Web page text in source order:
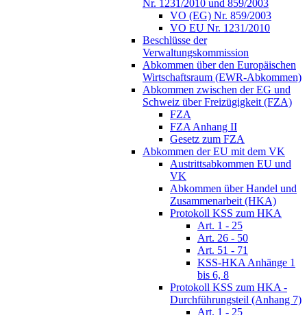
Nr. 1231/2010 und 859/2003
VO (EG) Nr. 859/2003
VO EU Nr. 1231/2010
Beschlüsse der
Verwaltungskommission
Abkommen über den Europäischen
Wirtschaftsraum (EWR-Abkommen)
Abkommen zwischen der EG und
Schweiz über Freizügigkeit (FZA)
FZA
FZA Anhang II
Gesetz zum FZA
Abkommen der EU mit dem VK
Austrittsabkommen EU und
VK
Abkommen über Handel und
Zusammenarbeit (HKA)
Protokoll KSS zum HKA
Art. 1 - 25
Art. 26 - 50
Art. 51 - 71
KSS-HKA Anhänge 1
bis 6, 8
Protokoll KSS zum HKA -
Durchführungsteil (Anhang 7)
Art. 1 - 25